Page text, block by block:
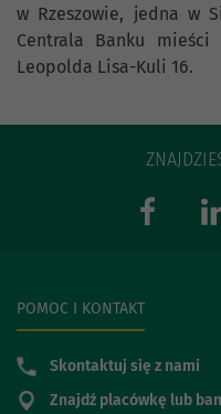
w Rzeszowie, jedna w
Centrala Banku
Leopolda Lisa-Kuli 16.
POMOC I KONTAKT
Skontaktuj się z nami
Znajdź placówkę lub